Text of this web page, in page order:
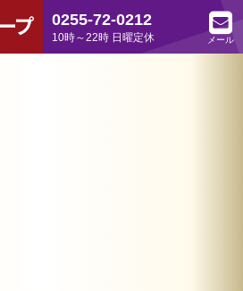
0255-72-0212
10時～22時 日曜定休 メール